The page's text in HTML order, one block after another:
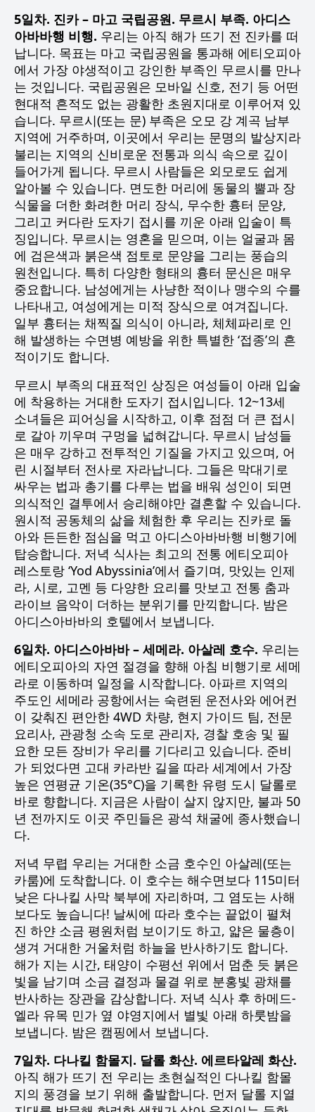
5일차. 진카 – 마고 국립공원. 무르시 부족. 아디스
아바바행 비행. 우리는 아직 해가 뜨기 전 진카를 떠
납니다. 목표는 마고 국립공원을 통과해 에티오피아
에서 가장 야생적이고 강인한 부족인 무르시를 만나
는 것입니다. 국립공원은 모바일 신호, 전기 등 어떤
현대적 흔적도 없는 광활한 초원지대로 이루어져 있
습니다. 무르시(또는 문) 부족은 오모 강 계곡 남부
지역에 거주하며, 이곳에서 우리는 문명의 발상지라
불리는 지역의 신비로운 전통과 의식 속으로 깊이
들어가게 됩니다. 무르시 사람들은 외모로도 쉽게
알아볼 수 있습니다. 면도한 머리에 동물의 뿔과 장
식물을 더한 화려한 머리 장식, 무수한 흉터 문양,
그리고 커다란 도자기 접시를 끼운 아래 입술이 특
징입니다. 무르시는 영혼을 믿으며, 이는 얼굴과 몸
에 검은색과 붉은색 점토로 문양을 그리는 풍습의
원천입니다. 특히 다양한 형태의 흉터 문신은 매우
중요합니다. 남성에게는 사냥한 적이나 맹수의 수를
나타내고, 여성에게는 미적 장식으로 여겨집니다.
일부 흉터는 채찍질 의식이 아니라, 체체파리로 인
해 발생하는 수면병 예방을 위한 특별한 ‘접종’의 흔
적이기도 합니다.
무르시 부족의 대표적인 상징은 여성들이 아래 입술
에 착용하는 거대한 도자기 접시입니다. 12~13세
소녀들은 피어싱을 시작하고, 이후 점점 더 큰 접시
로 갈아 끼우며 구멍을 넓혀갑니다. 무르시 남성들
은 매우 강하고 전투적인 기질을 가지고 있으며, 어
린 시절부터 전사로 자라납니다. 그들은 막대기로
싸우는 법과 총기를 다루는 법을 배워 성인이 되면
의식적인 결투에서 승리해야만 결혼할 수 있습니다.
원시적 공동체의 삶을 체험한 후 우리는 진카로 돌
아와 든든한 점심을 먹고 아디스아바바행 비행기에
탑승합니다. 저녁 식사는 최고의 전통 에티오피아
레스토랑 ‘Yod Abyssinia’에서 즐기며, 맛있는 인제
라, 시로, 고멘 등 다양한 요리를 맛보고 전통 춤과
라이브 음악이 더하는 분위기를 만끽합니다. 밤은
아디스아바바의 호텔에서 보냅니다.
6일차. 아디스아바바 – 세메라. 아살레 호수. 우리는
에티오피아의 자연 절경을 향해 아침 비행기로 세메
라로 이동하며 일정을 시작합니다. 아파르 지역의
주도인 세메라 공항에서는 숙련된 운전사와 에어컨
이 갖춰진 편안한 4WD 차량, 현지 가이드 팀, 전문
요리사, 관광청 소속 도로 관리자, 경찰 호송 및 필
요한 모든 장비가 우리를 기다리고 있습니다. 준비
가 되었다면 고대 카라반 길을 따라 세계에서 가장
높은 연평균 기온(35°C)을 기록한 유령 도시 달롤로
바로 향합니다. 지금은 사람이 살지 않지만, 불과 50
년 전까지도 이곳 주민들은 광석 채굴에 종사했습니
다.
저녁 무렵 우리는 거대한 소금 호수인 아살레(또는
카룸)에 도착합니다. 이 호수는 해수면보다 115미터
낮은 다나킬 사막 북부에 자리하며, 그 염도는 사해
보다도 높습니다! 날씨에 따라 호수는 끝없이 펼쳐
진 하얀 소금 평원처럼 보이기도 하고, 얇은 물층이
생겨 거대한 거울처럼 하늘을 반사하기도 합니다.
해가 지는 시간, 태양이 수평선 위에서 멈춘 듯 붉은
빛을 남기며 소금 결정과 물결 위로 분홍빛 광채를
반사하는 장관을 감상합니다. 저녁 식사 후 하메드-
엘라 유목 민가 옆 야영지에서 별빛 아래 하룻밤을
보냅니다. 밤은 캠핑에서 보냅니다.
7일차. 다나킬 함몰지. 달롤 화산. 에르타알레 화산.
아직 해가 뜨기 전 우리는 초현실적인 다나킬 함몰
지의 풍경을 보기 위해 출발합니다. 먼저 달롤 지열